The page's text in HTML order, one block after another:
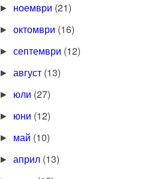
► ноември (21)
►октомври (16)
►септември (12)
►август (13)
► юли (27)
► юни (12)
► май (10)
►април (13)